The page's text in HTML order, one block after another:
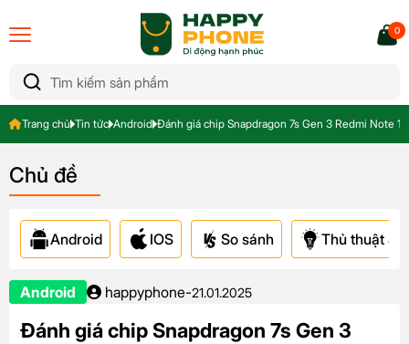
0
Trang chủ Tin tức Android Đánh giá chip Snapdragon 7s Gen 3 Redmi Note
Chủ đề
Android IOS So sánh Thủ thuật &
Android happyphone-21.01.2025
Đánh giá chip Snapdragon 7s Gen 3